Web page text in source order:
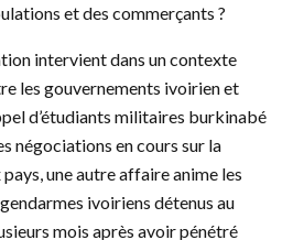
et des commerçants ?
intervient dans un contexte
les gouvernements ivoirien et
d’étudiants militaires burkinabé
négociations en cours sur la
une autre affaire anime les
ivoiriens détenus au
mois après avoir pénétré